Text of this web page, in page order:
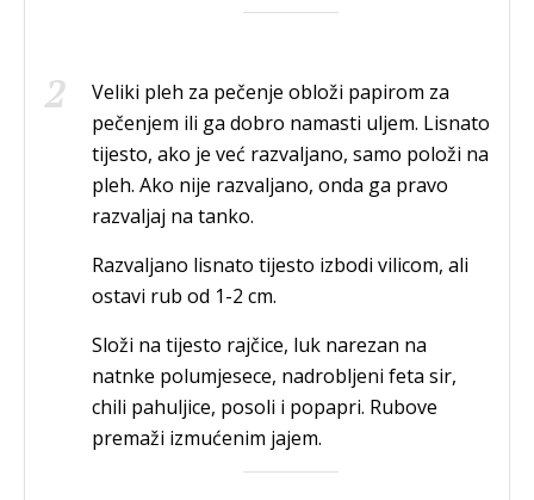
Veliki pleh za pečenje obloži papirom za
pečenjem ili ga dobro namasti uljem. Lisnato
tijesto, ako je već razvaljano, samo položi na
pleh. Ako nije razvaljano, onda ga pravo
razvaljaj na tanko.
Razvaljano lisnato tijesto izbodi vilicom, ali
ostavi rub od 1-2 cm.
Složi na tijesto rajčice, luk narezan na
natnke polumjesece, nadrobljeni feta sir,
chili pahuljice, posoli i popapri. Rubove
premaži izmućenim jajem.